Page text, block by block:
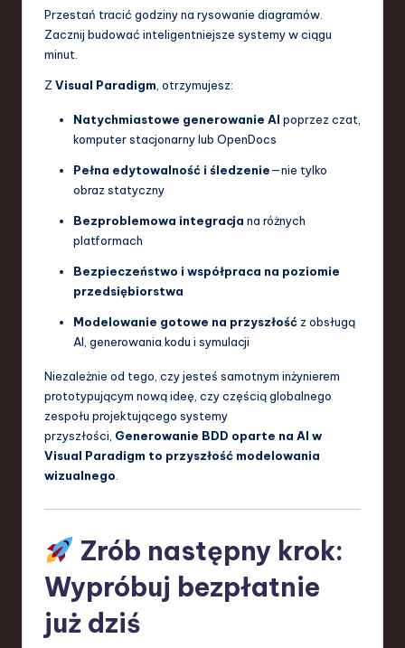
Przestań tracić godziny na rysowanie diagramów.
Zacznij budować inteligentniejsze systemy w ciągu
minut.
Z Visual Paradigm, otrzymujesz:
Natychmiastowe generowanie AI poprzez czat,
komputer stacjonarny lub OpenDocs
Pełna edytowalność i śledzenie—nie tylko
obraz statyczny
Bezproblemowa integracja na różnych
platformach
Bezpieczeństwo i współpraca na poziomie
przedsiębiorstwa
Modelowanie gotowe na przyszłość z obsługą
AI, generowania kodu i symulacji
Niezależnie od tego, czy jesteś samotnym inżynierem
prototypującym nową ideę, czy częścią globalnego
zespołu projektującego systemy
przyszłości, Generowanie BDD oparte na AI w
Visual Paradigm to przyszłość modelowania
wizualnego.
Zrób następny krok:
Wypróbuj bezpłatnie
już dziś